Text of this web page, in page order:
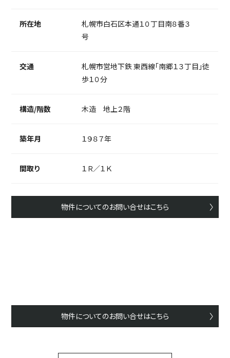
所在地
札幌市白石区本通１０丁目南８番３
号
交通
札幌市営地下鉄 東西線「南郷１３丁目」徒
歩１０分
構造/階数 木造 地上２階
築年月 １９８７年
間取り １Ｒ／１Ｋ
物件についてのお問い合せはこちら
物件についてのお問い合せはこちら